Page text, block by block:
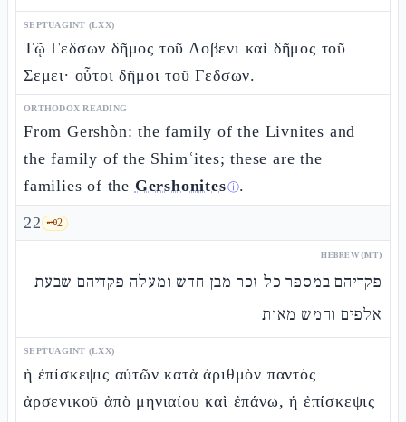
SEPTUAGINT (LXX)
Τῷ Γεδσων δῆμος τοῦ Λοβενι καὶ δῆμος τοῦ
Σεμει· οὗτοι δῆμοι τοῦ Γεδσων.
ORTHODOX READING
From Gershòn: the family of the Livnites and
the family of the Shimʿites; these are the
families of the Gershonitesⓘ.
22 🗝️2
HEBREW (MT)
פקדיהם במספר כל זכר מבן חדש ומעלה פקדיהם שבעת
אלפים וחמש מאות
SEPTUAGINT (LXX)
ἡ ἐπίσκεψις αὐτῶν κατὰ ἀριθμὸν παντὸς
ἀρσενικοῦ ἀπὸ μηνιαίου καὶ ἐπάνω, ἡ ἐπίσκεψις